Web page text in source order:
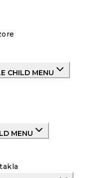
CHILD MENU
MENU